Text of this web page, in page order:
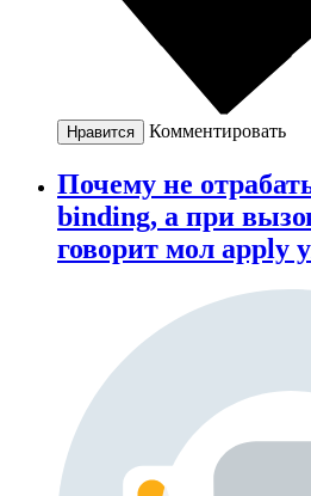
Нравится Комментировать
Почему не
binding, а при
говорит мол apply